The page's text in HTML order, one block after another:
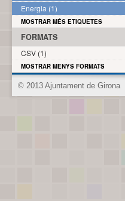
Energia (1)
MOSTRAR MÉS ETIQUETES
FORMATS
CSV (1)
MOSTRAR MENYS FORMATS
© 2013 Ajuntament de Girona